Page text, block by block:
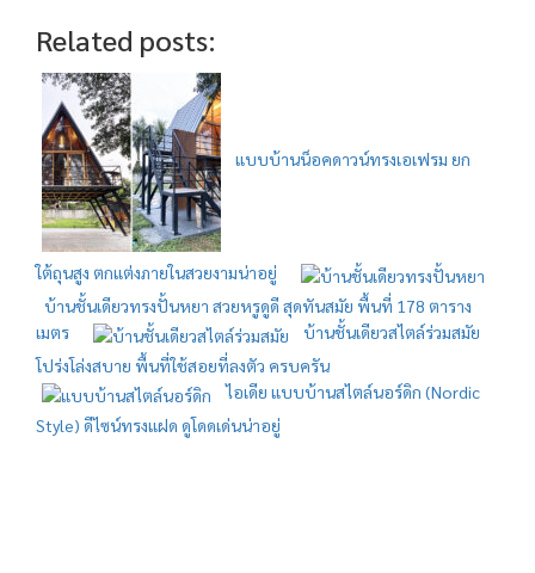
Related posts:
แบบบ้านน็อคดาวน์ทรงเอเฟรม ยก
ใต้ถุนสูง ตกแต่งภายในสวยงามน่าอยู่
บ้านชั้นเดียวทรงปั้นหยา สวยหรูดูดี สุดทันสมัย พื้นที่ 178 ตาราง
เมตร
บ้านชั้นเดียวสไตล์ร่วมสมัย
โปร่งโล่งสบาย พื้นที่ใช้สอยที่ลงตัว ครบครัน
ไอเดีย แบบบ้านสไตล์นอร์ดิก (Nordic
Style) ดีไซน์ทรงแฝด ดูโดดเด่นน่าอยู่